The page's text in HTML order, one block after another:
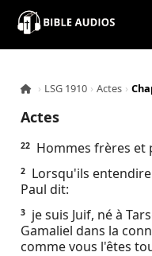
×
Audio
Bible
Contacts
About
› LSG 1910 › Actes ›
Actes
22 Hommes frères et
2
Lorsqu'ils
Paul dit:
3
je suis Juif, né à
Gamaliel dans la
comme vous l'êtes